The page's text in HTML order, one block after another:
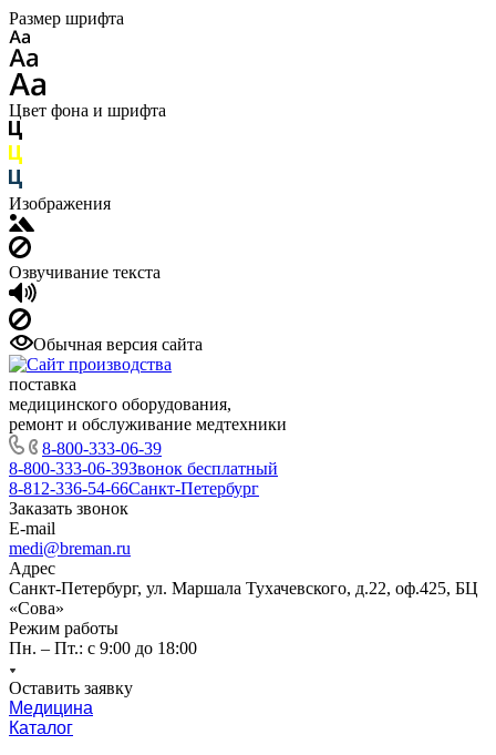
Размер шрифта
Цвет фона и шрифта
Изображения
Озвучивание текста
Обычная версия сайта
поставка
медицинского оборудования,
ремонт и обслуживание медтехники
8-800-333-06-39
8-800-333-06-39Звонок бесплатный
8-812-336-54-66Санкт-Петербург
Заказать звонок
E-mail
medi@breman.ru
Адрес
Санкт-Петербург, ул. Маршала Тухачевского, д.22, оф.425, БЦ
«Сова»
Режим работы
Пн. – Пт.: с 9:00 до 18:00
Оставить заявку
Медицина
Каталог